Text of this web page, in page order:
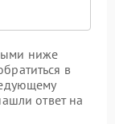
ниже
в
ответ на